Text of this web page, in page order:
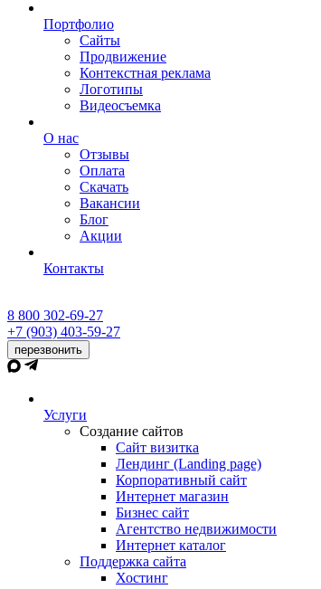
Портфолио
Сайты
Продвижение
Контекстная реклама
Логотипы
Видеосъемка
О нас
Отзывы
Оплата
Скачать
Вакансии
Блог
Акции
Контакты
8 800 302-69-27
+7 (903) 403-59-27
перезвонить
Услуги
Создание сайтов
Сайт визитка
Лендинг (Landing page)
Корпоративный сайт
Интернет магазин
Бизнес сайт
Агентство недвижимости
Интернет каталог
Поддержка сайта
Хостинг